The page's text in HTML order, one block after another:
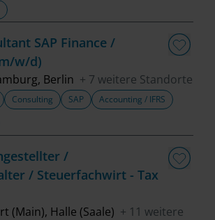
SAP Finance /
w/d)
Berlin + 7 weitere Standorte
Consulting SAP
Accounting / IFRS
/
/ Steuerfachwirt - Tax
(Main), Halle (Saale) + 11 weitere